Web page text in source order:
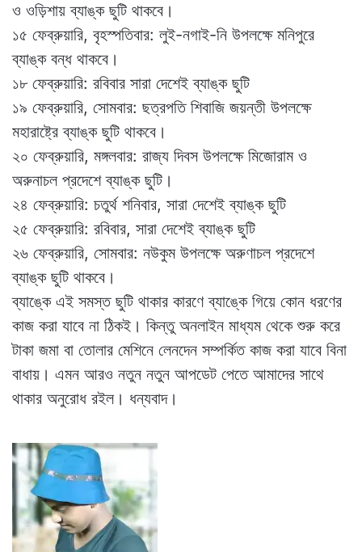
ও ওড়িশায় ব্যাঙ্ক ছুটি থাকবে।
১৫ ফেব্রুয়ারি, বৃহস্পতিবার: লুই-নগাই-নি উপলক্ষে মনিপুরে
ব্যাঙ্ক বন্ধ থাকবে।
১৮ ফেব্রুয়ারি: রবিবার সারা দেশেই ব্যাঙ্ক ছুটি
১৯ ফেব্রুয়ারি, সোমবার: ছত্রপতি শিবাজি জয়ন্তী উপলক্ষে
মহারাষ্ট্রে ব্যাঙ্ক ছুটি থাকবে।
২০ ফেব্রুয়ারি, মঙ্গলবার: রাজ্য দিবস উপলক্ষে মিজোরাম ও
অরুনাচল প্রদেশে ব্যাঙ্ক ছুটি।
২৪ ফেব্রুয়ারি: চতুর্থ শনিবার, সারা দেশেই ব্যাঙ্ক ছুটি
২৫ ফেব্রুয়ারি: রবিবার, সারা দেশেই ব্যাঙ্ক ছুটি
২৬ ফেব্রুয়ারি, সোমবার: ন‌উকুম উপলক্ষে অরুণাচল প্রদেশে
ব্যাঙ্ক ছুটি থাকবে।
ব্যাঙ্কে এই সমস্ত ছুটি থাকার কারণে ব্যাঙ্কে গিয়ে কোন ধরণের
কাজ করা যাবে না ঠিকই। কিন্তু অনলাইন মাধ্যম থেকে শুরু করে
টাকা জমা বা তোলার মেশিনে লেনদেন সম্পর্কিত কাজ করা যাবে বিনা
বাধায়। এমন আরও নতুন নতুন আপডেট পেতে আমাদের সাথে
থাকার অনুরোধ রইল। ধন্যবাদ।